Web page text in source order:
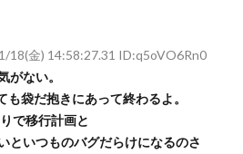
18(金) 14:58:27.31 ID:q5oVO6Rn0
がない。
袋だ抱きにあって終わるよ。
で移行計画と
といつものバグだらけになるのさ